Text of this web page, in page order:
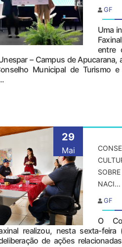
GF
Uma
entre
– Campus de Apucarana,
Municipal de Turismo
29
Mai
NACI...
GF
O
realizou, nesta sexta-
de ações